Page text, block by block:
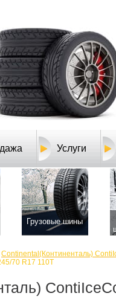
Услуги
Грузовые шины
Continental(Континенталь)
70 R17 110T